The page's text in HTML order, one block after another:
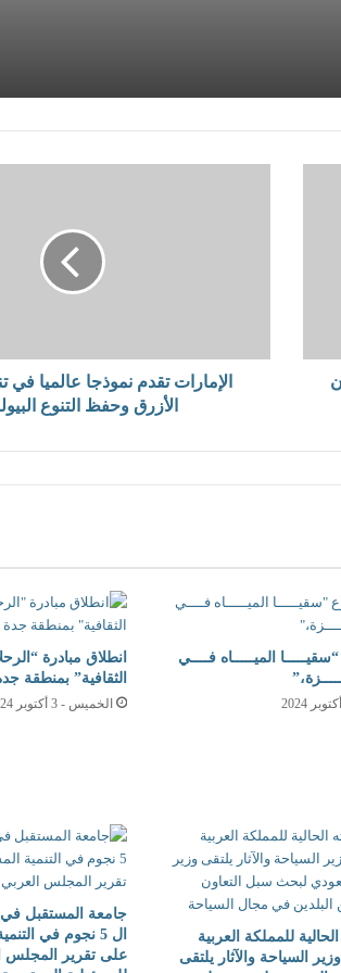
في برنامج التمكين الاجتماعي والاقتصادي
لتقديم مزايا خاصة للعاملين بالشراكة مع
العالمية للمياه لدعم مشاريع المياه
الإمارات تقدم نموذجا عالميا في
الأزرق وحفظ التنوع
الميـــــاه فــــي
انطلاق مبادرة
الثقافية” بمنطقة
الخميس - 3 أكتوبر 2024
للمملكة العربية
السياحة والآثار يلتقى
جامعة المستقبل
ال 5 نجوم في
على تقرير المجلس